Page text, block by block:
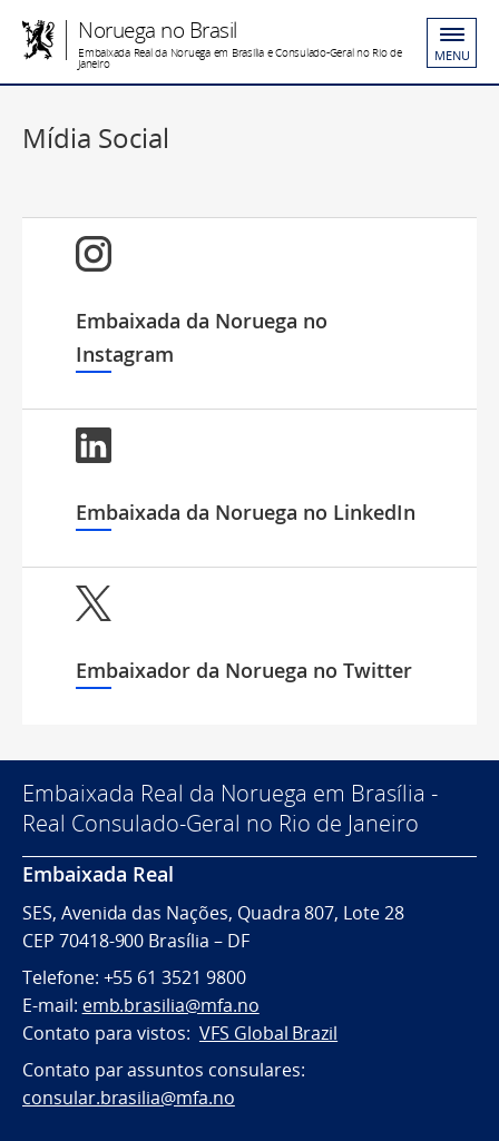
Noruega no Brasil
Embaixada Real da Noruega em Brasília e Consulado-Geral no Rio de
Janeiro MENU
Mídia Social
Embaixada da Noruega no
Instagram
Embaixada da Noruega no LinkedIn
Embaixador da Noruega no Twitter
Embaixada Real da Noruega em Brasília -
Real Consulado-Geral no Rio de Janeiro
Embaixada Real
SES, Avenida das Nações, Quadra 807, Lote 28
CEP 70418-900 Brasília – DF
Telefone: +55 61 3521 9800
E-mail: emb.brasilia@mfa.no
Contato para vistos: VFS Global Brazil
Contato par assuntos consulares:
consular.brasilia@mfa.no